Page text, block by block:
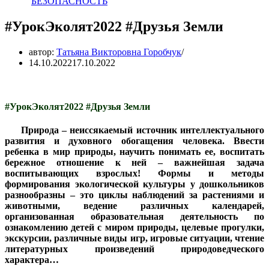
#УрокЭколят2022 #Друзья Земли
автор: Татьяна Викторовна Горобчук
14.10.202217.10.2022
#УрокЭколят2022 #Друзья Земли
Природа – неиссякаемый источник интеллектуального
развития и духовного обогащения человека. Ввести
ребенка в мир природы, научить понимать ее, воспитать
бережное отношение к ней – важнейшая задача
воспитывающих взрослых! Формы и методы
формирования экологической культуры у дошкольников
разнообразны – это циклы наблюдений за растениями и
животными, ведение различных календарей,
организованная образовательная деятельность по
ознакомлению детей с миром природы, целевые прогулки,
экскурсии, различные виды игр, игровые ситуации, чтение
литературных произведений природоведческого
характера…